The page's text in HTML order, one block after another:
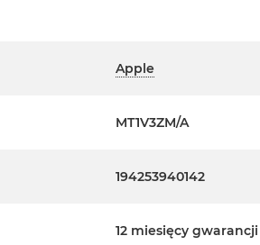
Apple
MT1V3ZM/A
194253940142
12 miesięcy